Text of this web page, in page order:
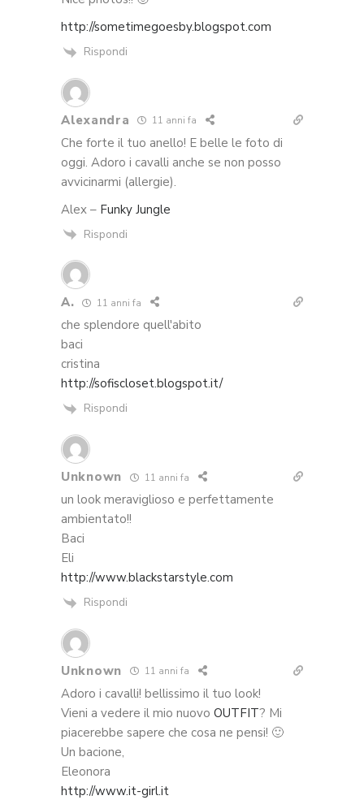
http://sometimegoesby.blogspot.com
Rispondi
Alexandra 11 anni fa
Che forte il tuo anello! E belle le foto di
oggi. Adoro i cavalli anche se non posso
avvicinarmi (allergie).
Alex – Funky Jungle
Rispondi
A. 11 anni fa
che splendore quell'abito
baci
cristina
http://sofiscloset.blogspot.it/
Rispondi
Unknown 11 anni fa
un look meraviglioso e perfettamente
ambientato!!
Baci
Eli
http://www.blackstarstyle.com
Rispondi
Unknown 11 anni fa
Adoro i cavalli! bellissimo il tuo look!
Vieni a vedere il mio nuovo OUTFIT? Mi
piacerebbe sapere che cosa ne pensi! 🙂
Un bacione,
Eleonora
http://www.it-girl.it